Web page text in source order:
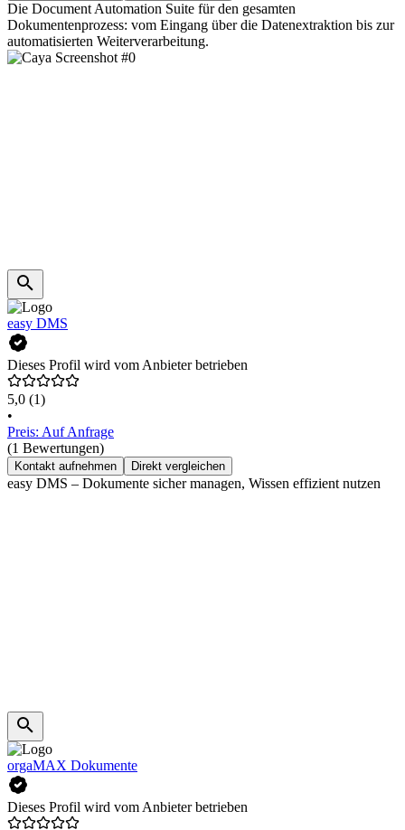
Die Document Automation Suite für den gesamten
Dokumentenprozess: vom Eingang über die Datenextraktion bis zur
automatisierten Weiterverarbeitung.
easy DMS
Dieses Profil wird vom Anbieter betrieben
5,0 (1)
•
Preis: Auf Anfrage
(1 Bewertungen)
Kontakt aufnehmen Direkt vergleichen
easy DMS – Dokumente sicher managen, Wissen effizient nutzen
orgaMAX Dokumente
Dieses Profil wird vom Anbieter betrieben